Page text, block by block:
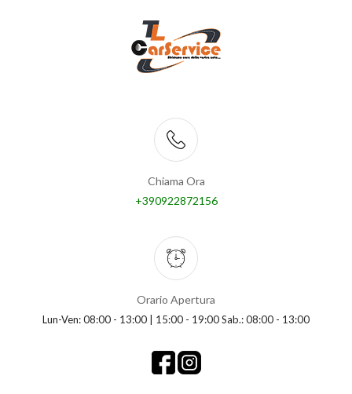
Chiama Ora
+390922872156
Orario Apertura
Lun-Ven: 08:00 - 13:00 | 15:00 - 19:00 Sab.: 08:00 - 13:00